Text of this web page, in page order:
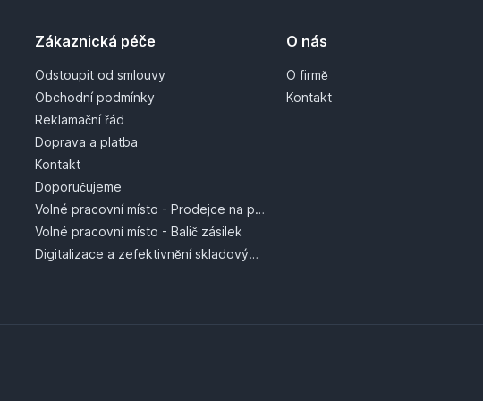
Zákaznická péče
Odstoupit od smlouvy
Obchodní podmínky
Reklamační řád
Doprava a platba
Kontakt
Doporučujeme
Volné pracovní místo - Prodejce na prodejně
Volné pracovní místo - Balič zásilek
Digitalizace a zefektivnění skladových procesů
O nás
O firmě
Kontakt